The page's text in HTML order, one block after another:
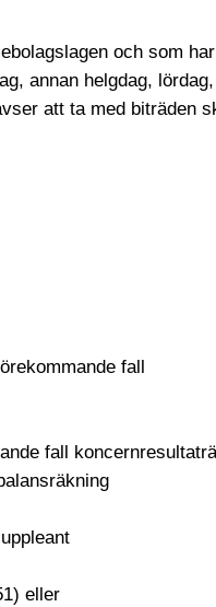
och som
annan helgdag,
att ta med biträden
fall
fall
eller